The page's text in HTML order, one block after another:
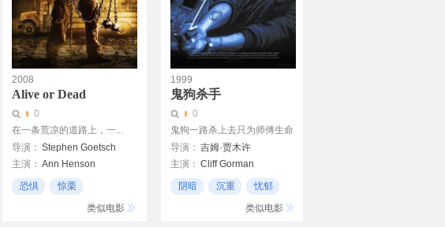
2008
Alive or Dead
0
在一条荒凉的道路上，一...
导演： Stephen Goetsch
主演： Ann Henson
恐惧
惊栗
类似电影
1999
鬼狗杀手
0
鬼狗一路杀上去只为师傅生命
导演： 吉姆·贾木许
主演： Cliff Gorman
John Tormey
阴暗 沉重
忧郁
类似电影